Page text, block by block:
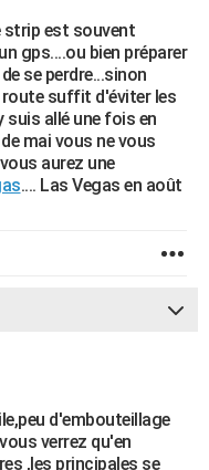
strip est souvent
gps....ou bien préparer
se perdre...sinon
route suffit d'éviter les
suis allé une fois en
mai vous ne vous
aurez une
.... Las Vegas en août
d'embouteillage
verrez qu'en
,les principales se